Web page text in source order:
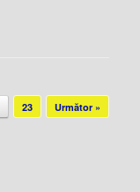
23 Următor »